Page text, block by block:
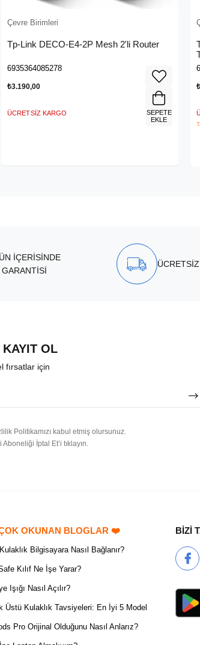
Çevre Birimleri
Tp-Link DECO-E4-2P Mesh 2'li Router
6935364085278
₺3.190,00
ÜCRETSIZ KARGO
SEPETE
EKLE
İÇERİSİNDE
KAYIT OL
fırsatlar için
Politikamızı kabul etmiş olursunuz.
İptal Et’i tıklayın.
OKUNAN BLOGLAR ❤️
Bilgisayara Nasıl Bağlanır?
Kılıf Ne İşe Yarar?
Işığı Nasıl Açılır?
Üstü Kulaklık Tavsiyeleri: En İyi 5 Model
Pro Orijinal Olduğunu Nasıl Anlarız?
BİZİ